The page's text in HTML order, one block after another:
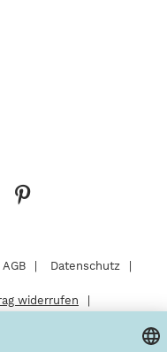
AGB Datenschutz
widerrufen